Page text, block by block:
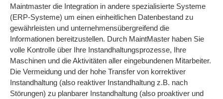
Maintmaster die Integration in andere spezialisierte Systeme
(ERP-Systeme) um einen einheitlichen Datenbestand zu
gewährleisten und unternehmensübergreifend die
Informationen bereitzustellen. Durch MaintMaster haben Sie
volle Kontrolle über Ihre Instandhaltungsprozesse, Ihre
Maschinen und die Aktivitäten aller eingebundenen Mitarbeiter.
Die Vermeidung und der hohe Transfer von korrektiver
Instandhaltung (also reaktiver Instandhaltung z.B. nach
Störungen) zu planbarer Instandhaltung (also proaktiver und